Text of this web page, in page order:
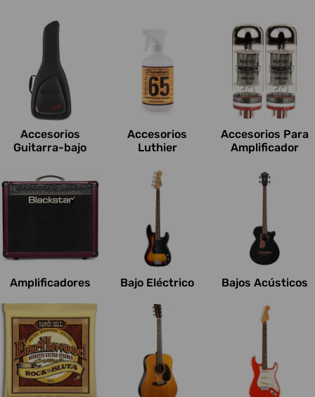
e
s
:
Accesorios
Guitarra-bajo
Accesorios
Luthier
Accesorios Para
Amplificador
Amplificadores Bajo Eléctrico Bajos Acústicos